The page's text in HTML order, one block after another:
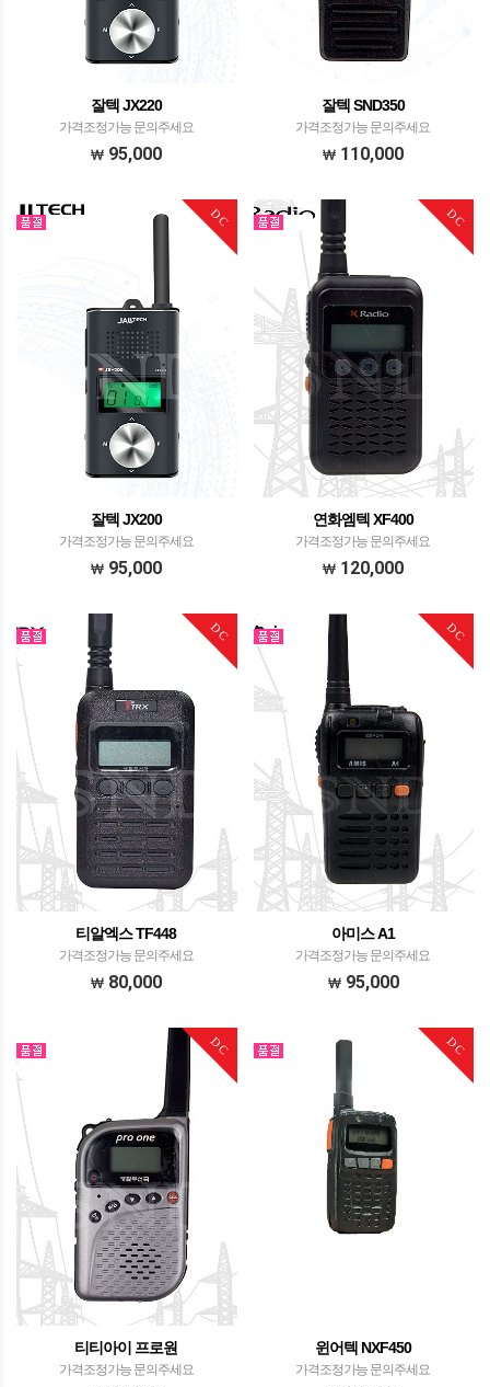
잘텍 JX220
가격조정가능 문의주세요
95,000
잘텍 SND350
가격조정가능 문의주세요
110,000
DC
잘텍 JX200
가격조정가능 문의주세요
95,000
DC
연화엠텍 XF400
가격조정가능 문의주세요
120,000
DC
티알엑스 TF448
가격조정가능 문의주세요
80,000
DC
아미스 A1
가격조정가능 문의주세요
95,000
DC
티티아이 프로원
가격조정가능 문의주세요
DC
윈어텍 NXF450
가격조정가능 문의주세요